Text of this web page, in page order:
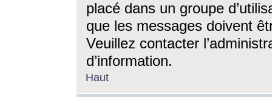
placé dans un groupe
que les messages doivent
Veuillez contacter
d’information.
Haut